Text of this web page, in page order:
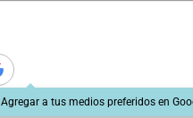
Agregar a tus medios preferidos en